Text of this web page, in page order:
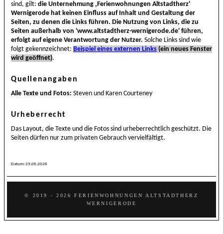
sind, gilt: die Unternehmung ‚Ferienwohnungen Altstadtherz'
Wernigerode hat keinen Einfluss auf Inhalt und Gestaltung der
Seiten, zu denen die Links führen. Die Nutzung von Links, die zu
Seiten außerhalb von 'www.altstadtherz-wernigerode.de' führen,
erfolgt auf eigene Verantwortung der Nutzer. Solche Links sind wie
folgt gekennzeichnet: Beispiel eines externen Links (ein neues Fenster
wird geöffnet).
Quellenangaben
Alle Texte und Fotos: Steven und Karen Courteney
Urheberrecht
Das Layout, die Texte und die Fotos sind urheberrechtlich geschützt. Die
Seiten dürfen nur zum privaten Gebrauch vervielfältigt.
Datum: 25.06.2026
© 2019 - 2026 FERIENWOHNUNGEN ALTSTADTHERZ
WERNIGERODE